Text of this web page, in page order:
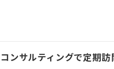
コンサルティングで定期